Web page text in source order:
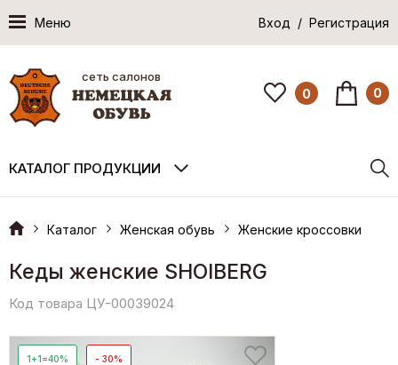
Меню Вход / Регистрация
сеть салонов
0 0
КАТАЛОГ ПРОДУКЦИИ
Каталог Женская обувь Женские кроссовки
Кеды женские SHOIBERG
Код товара ЦУ-00039024
1+1=40% - 30%